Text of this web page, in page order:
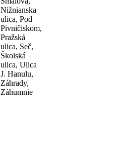
Nižnianska
ulica, Pod
Pivničiskom,
Pražská
ulica, Seč,
Školská
ulica, Ulica
J. Hanulu,
Záhrady,
Záhumnie